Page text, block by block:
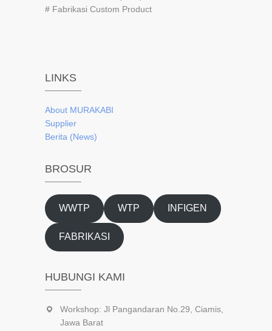
# Fabrikasi Custom Product
LINKS
About MURAKABI
Supplier
Berita (News)
BROSUR
WWTP WTP INFIGEN
FABRIKASI
HUBUNGI KAMI
Workshop: Jl Pangandaran No.29, Ciamis,
Jawa Barat